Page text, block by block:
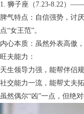
1. 狮子座（7.23-8.22）
脾气特点：自信强势，讨
点“女王范”。
内心本质：虽然外表高傲
旺夫能力：
天生领导力强，能帮伴侣
社交能力一流，能帮丈夫
虽然偶尔“凶”一点，但绝